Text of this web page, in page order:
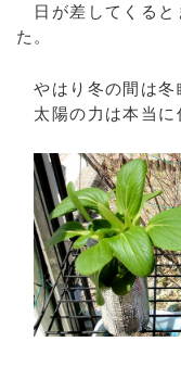
日が差してくると
た。
やはり冬の間は冬
太陽の力は本当に